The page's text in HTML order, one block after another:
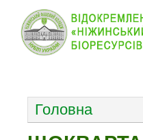
Головна